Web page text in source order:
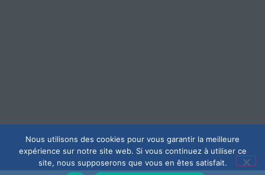
Nous utilisons des cookies pour vous garantir la meilleure
expérience sur notre site web. Si vous continuez à utiliser ce
site, nous supposerons que vous en êtes satisfait.